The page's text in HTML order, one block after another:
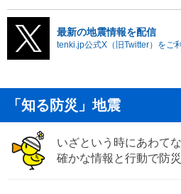
最新の地震情報を配信
tenki.jp公式X（旧Twitter）をご
「知る防災」地震
いざという時にあわて
確かな情報と行動で防